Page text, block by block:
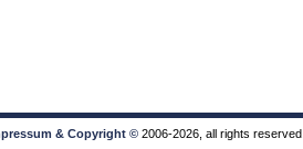
& Copyright ©2006-2026, all rights reserved.